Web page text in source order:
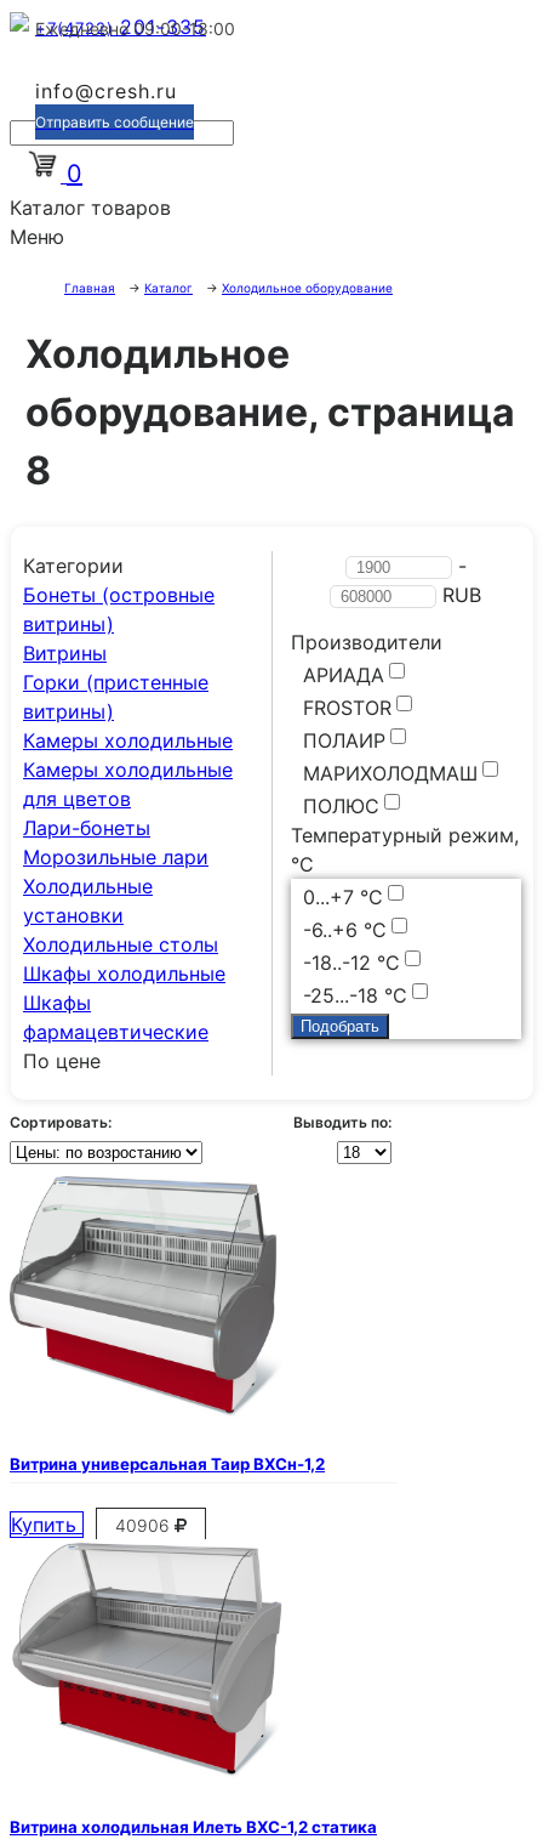
+7(4722)201-335
Ежедневно 09:00-18:00
info@cresh.ru
Отправить сообщение
0
Каталог товаров
Меню
Главная → Каталог → Холодильное оборудование
Холодильное
оборудование, страница
8
Категории
Бонеты (островные
витрины)
Витрины
Горки (пристенные
витрины)
Камеры холодильные
Камеры холодильные
для цветов
Лари-бонеты
Морозильные лари
Холодильные
установки
Холодильные столы
Шкафы холодильные
Шкафы
фармацевтические
По цене
-
RUB
Производители
АРИАДА
FROSTOR
ПОЛАИР
МАРИХОЛОДМАШ
ПОЛЮС
Температурный режим,
°C
0...+7 °С
-6..+6 °С
-18..-12 °С
-25...-18 °C
Сортировать: Выводить по:
Витрина универсальная Таир ВХСн-1,2
Купить 40906
Витрина холодильная Илеть ВХС-1,2 статика